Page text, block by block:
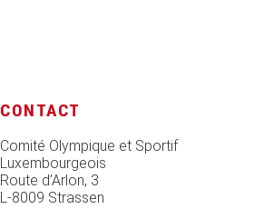
CONTACT
Comité Olympique et Sportif
Luxembourgeois
Route d’Arlon, 3
L-8009 Strassen